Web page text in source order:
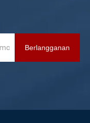
Berlangganan